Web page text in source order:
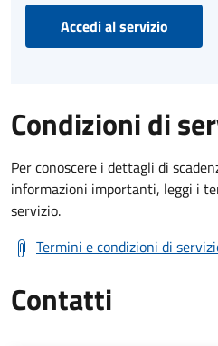
Accedi al servizio
Condizioni di
Per conoscere i dettagli di
informazioni importanti, leggi i
servizio.
Termini e condizioni di
Contatti